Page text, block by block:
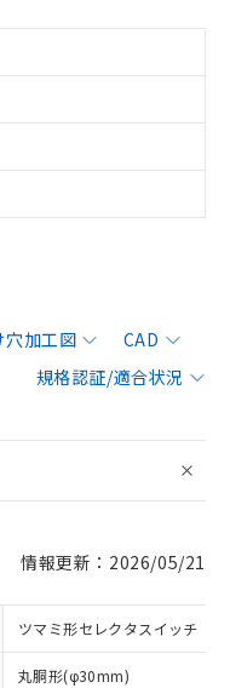
穴加工図
CAD
規格認証/適合状況
情報更新：2026/05/21
ツマミ形セレクタスイッチ
丸胴形(φ30mm)